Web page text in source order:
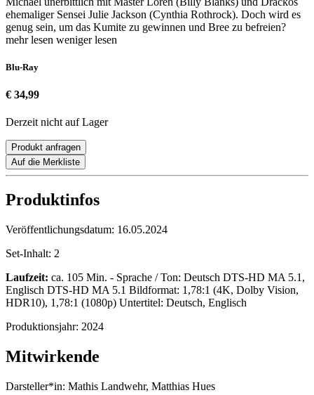
ehemaliger Sensei Julie Jackson (Cynthia Rothrock). Doch wird es
genug sein, um das Kumite zu gewinnen und Bree zu befreien?
mehr lesen weniger lesen
Blu-Ray
€ 34,99
Derzeit nicht auf Lager
Produkt anfragen
Auf die Merkliste
Produktinfos
Veröffentlichungsdatum: 16.05.2024
Set-Inhalt: 2
Laufzeit: ca. 105 Min. - Sprache / Ton: Deutsch DTS-HD MA 5.1,
Englisch DTS-HD MA 5.1 Bildformat: 1,78:1 (4K, Dolby Vision,
HDR10), 1,78:1 (1080p) Untertitel: Deutsch, Englisch
Produktionsjahr: 2024
Mitwirkende
Darsteller*in: Mathis Landwehr, Matthias Hues